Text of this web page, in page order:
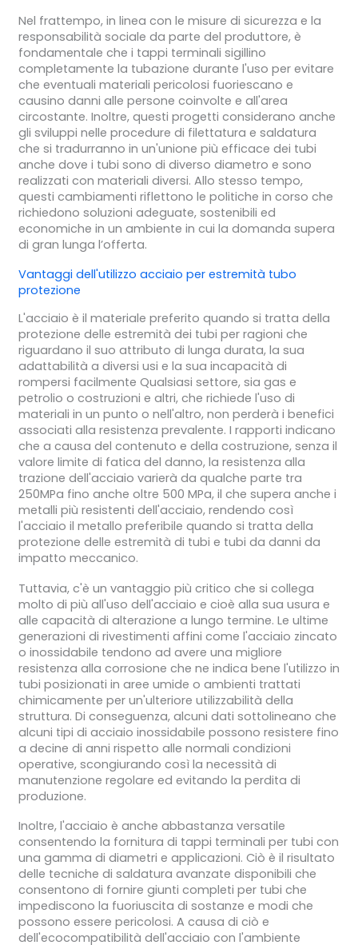
Nel frattempo, in linea con le misure di sicurezza e la
responsabilità sociale da parte del produttore, è
fondamentale che i tappi terminali sigillino
completamente la tubazione durante l'uso per evitare
che eventuali materiali pericolosi fuoriescano e
causino danni alle persone coinvolte e all'area
circostante. Inoltre, questi progetti considerano anche
gli sviluppi nelle procedure di filettatura e saldatura
che si tradurranno in un'unione più efficace dei tubi
anche dove i tubi sono di diverso diametro e sono
realizzati con materiali diversi. Allo stesso tempo,
questi cambiamenti riflettono le politiche in corso che
richiedono soluzioni adeguate, sostenibili ed
economiche in un ambiente in cui la domanda supera
di gran lunga l’offerta.
Vantaggi dell'utilizzo acciaio per estremità tubo
protezione
L'acciaio è il materiale preferito quando si tratta della
protezione delle estremità dei tubi per ragioni che
riguardano il suo attributo di lunga durata, la sua
adattabilità a diversi usi e la sua incapacità di
rompersi facilmente Qualsiasi settore, sia gas e
petrolio o costruzioni e altri, che richiede l'uso di
materiali in un punto o nell'altro, non perderà i benefici
associati alla resistenza prevalente. I rapporti indicano
che a causa del contenuto e della costruzione, senza il
valore limite di fatica del danno, la resistenza alla
trazione dell'acciaio varierà da qualche parte tra
250MPa fino anche oltre 500 MPa, il che supera anche i
metalli più resistenti dell'acciaio, rendendo così
l'acciaio il metallo preferibile quando si tratta della
protezione delle estremità di tubi e tubi da danni da
impatto meccanico.
Tuttavia, c'è un vantaggio più critico che si collega
molto di più all'uso dell'acciaio e cioè alla sua usura e
alle capacità di alterazione a lungo termine. Le ultime
generazioni di rivestimenti affini come l'acciaio zincato
o inossidabile tendono ad avere una migliore
resistenza alla corrosione che ne indica bene l'utilizzo in
tubi posizionati in aree umide o ambienti trattati
chimicamente per un'ulteriore utilizzabilità della
struttura. Di conseguenza, alcuni dati sottolineano che
alcuni tipi di acciaio inossidabile possono resistere fino
a decine di anni rispetto alle normali condizioni
operative, scongiurando così la necessità di
manutenzione regolare ed evitando la perdita di
produzione.
Inoltre, l'acciaio è anche abbastanza versatile
consentendo la fornitura di tappi terminali per tubi con
una gamma di diametri e applicazioni. Ciò è il risultato
delle tecniche di saldatura avanzate disponibili che
consentono di fornire giunti completi per tubi che
impediscono la fuoriuscita di sostanze e modi che
possono essere pericolosi. A causa di ciò e
dell'ecocompatibilità dell'acciaio con l'ambiente